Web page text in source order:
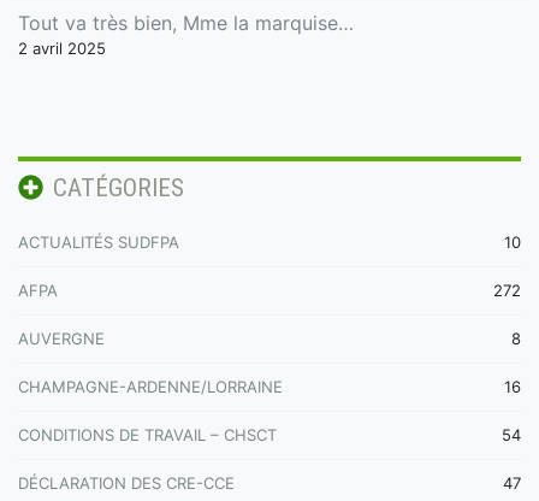
Tout va très bien, Mme la marquise…
2 avril 2025
CATÉGORIES
ACTUALITÉS SUDFPA 10
AFPA 272
AUVERGNE 8
CHAMPAGNE-ARDENNE/LORRAINE 16
CONDITIONS DE TRAVAIL – CHSCT 54
DÉCLARATION DES CRE-CCE 47